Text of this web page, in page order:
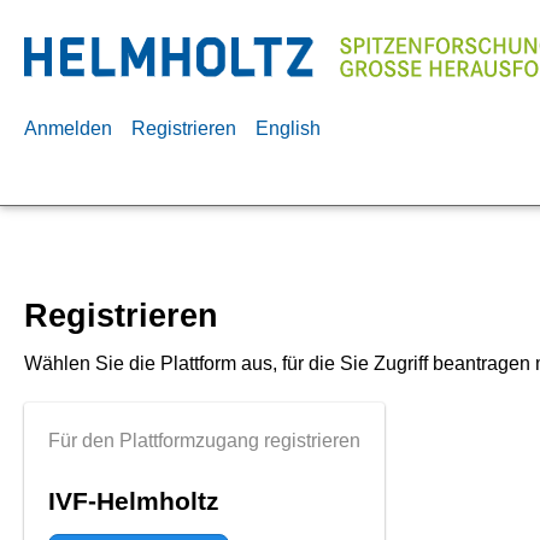
Anmelden Registrieren English
Registrieren
Wählen Sie die Plattform aus, für die Sie Zugriff beantragen
Für den Plattformzugang registrieren
IVF-Helmholtz